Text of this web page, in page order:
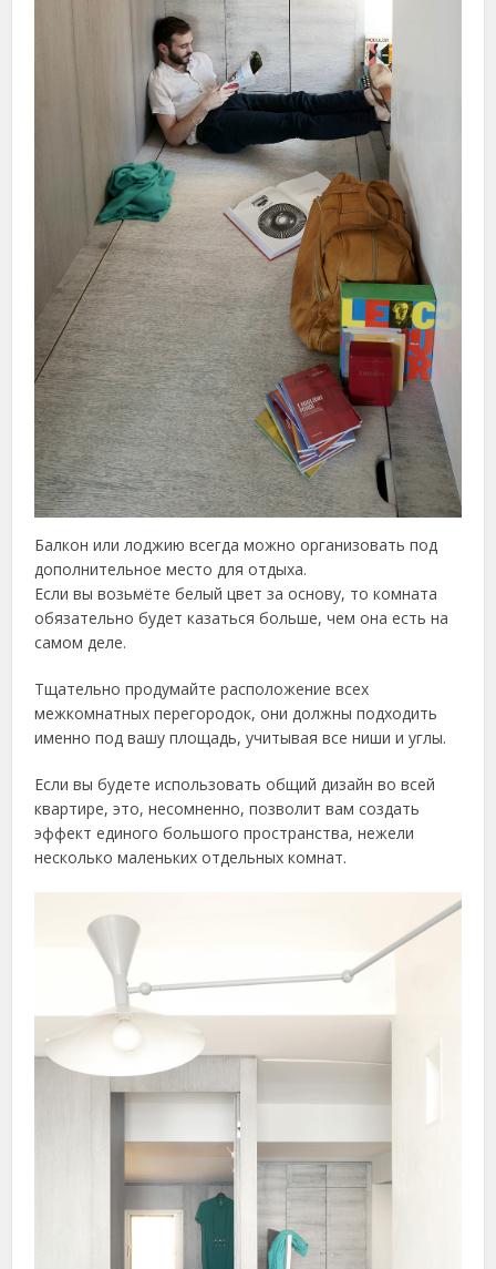
Балкон или лоджию всегда можно организовать под
дополнительное место для отдыха.
Если вы возьмёте белый цвет за основу, то комната
обязательно будет казаться больше, чем она есть на
самом деле.
Тщательно продумайте расположение всех
межкомнатных перегородок, они должны подходить
именно под вашу площадь, учитывая все ниши и углы.
Если вы будете использовать общий дизайн во всей
квартире, это, несомненно, позволит вам создать
эффект единого большого пространства, нежели
несколько маленьких отдельных комнат.